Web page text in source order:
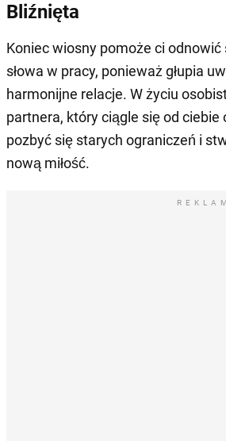
Bliźnięta
Koniec wiosny pomoże ci
słowa w pracy, ponieważ głupia
harmonijne relacje. W życiu
partnera, który ciągle się od
pozbyć się starych ograniczeń i
nową miłość.